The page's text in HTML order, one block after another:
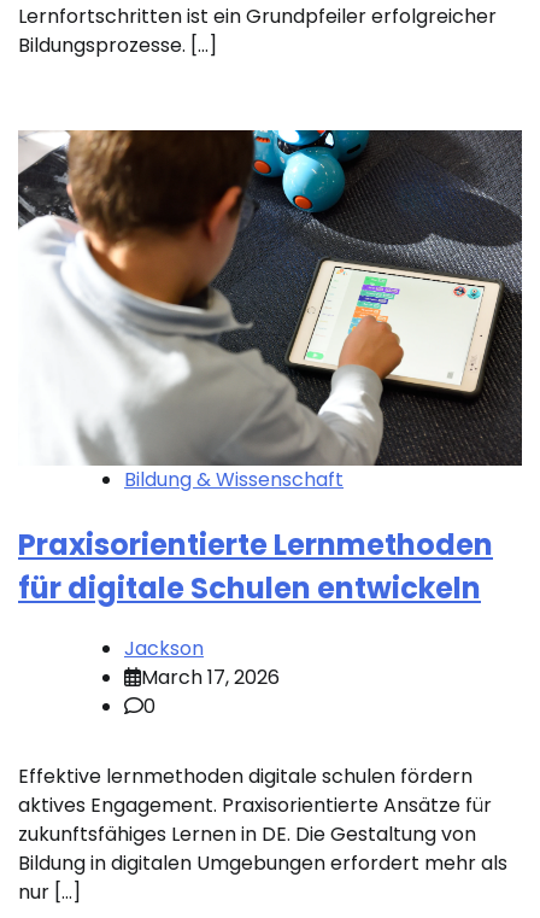
Lernfortschritten ist ein Grundpfeiler erfolgreicher
Bildungsprozesse. […]
Bildung & Wissenschaft
Praxisorientierte Lernmethoden
für digitale Schulen entwickeln
Jackson
March 17, 2026
0
Effektive lernmethoden digitale schulen fördern
aktives Engagement. Praxisorientierte Ansätze für
zukunftsfähiges Lernen in DE. Die Gestaltung von
Bildung in digitalen Umgebungen erfordert mehr als
nur […]